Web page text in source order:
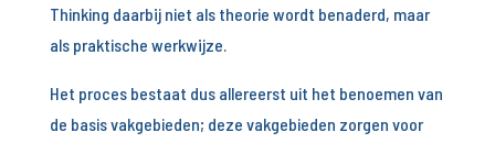
Thinking daarbij niet als theorie wordt benaderd, maar
als praktische werkwijze.
Het proces bestaat dus allereerst uit het benoemen van
de basis vakgebieden; deze vakgebieden zorgen voor